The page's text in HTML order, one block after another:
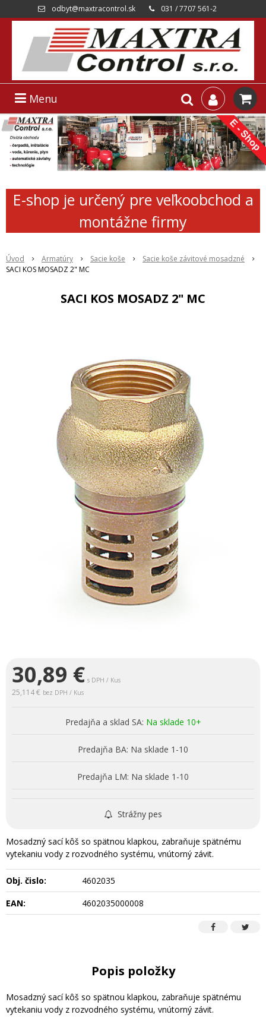
odbyt@maxtracontrol.sk 031 / 7707 561-2
Menu
E-shop je určený pre veľkoobchod a
montážne firmy
Úvod Armatúry Sacie koše
Sacie koše závitové mosadzné
SACI KOS MOSADZ 2" MC
SACI KOS MOSADZ 2" MC
30,89 € s DPH / Kus
25,114 € bez DPH / Kus
Predajňa a sklad SA: Na sklade 10+
Predajňa BA: Na sklade 1-10
Predajňa LM: Na sklade 1-10
Strážny pes
Mosadzný sací kôš so spätnou klapkou, zabraňuje spätnému
vytekaniu vody z rozvodného systému, vnútorný závit.
Obj. čislo:
4602035
EAN:
4602035000008
Popis položky
Mosadzný sací kôš so spätnou klapkou, zabraňuje spätnému
vytekaniu vody z rozvodného systému, vnútorný závit.